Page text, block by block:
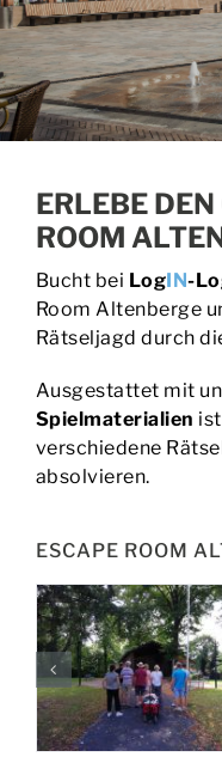
HOME-ESCAPES
KRIMI-TISCH
EVENTS
KONTAKT
ESCAPE ROOM
ERLEBE
ROOM
Bucht bei LogIN-
Room Altenberge
Rätseljagd durch
Ausgestattet mit
Spielmaterialien
verschiedene
absolvieren.